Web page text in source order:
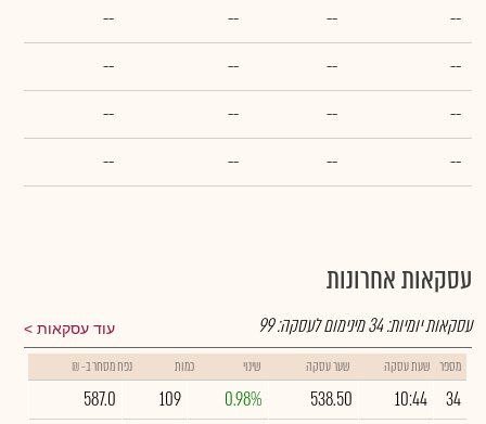
--
--
--
--
--
--
--
--
--
--
--
--
--
--
--
--
עסקאות אחרונות
עוד עסקאות עסקאות יומיות:34מינימום לעסקה:99
מספר שעת עסקה שער עסקה שינוי כמות נפח מסחר ב- ₪
34
10:44
538.50
0.98%
109
587.0